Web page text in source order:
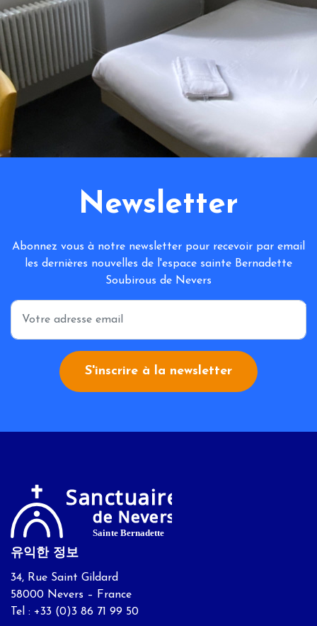
Newsletter
Abonnez vous à notre newsletter pour recevoir par email
les dernières nouvelles de l'espace sainte Bernadette
Soubirous de Nevers
*
S'inscrire à la newsletter
유익한 정보
34, Rue Saint Gildard
58000 Nevers – France
Tel : +33 (0)3 86 71 99 50